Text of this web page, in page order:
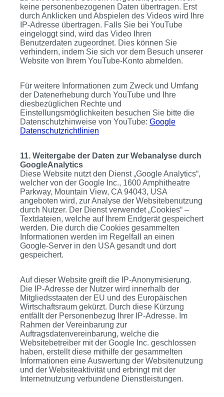
keine personenbezogenen Daten übertragen. Erst
durch Anklicken und Abspielen des Videos wird Ihre
IP-Adresse übertragen. Falls Sie bei YouTube
eingeloggt sind, wird das Video Ihren
Benutzerdaten zugeordnet. Dies können Sie
verhindern, indem Sie sich vor dem Besuch unserer
Website von Ihrem YouTube-Konto abmelden.
Für weitere Informationen zum Zweck und Umfang
der Datenerhebung durch YouTube und Ihre
diesbezüglichen Rechte und
Einstellungsmöglichkeiten besuchen Sie bitte die
Datenschutzhinweise von YouTube: Google
Datenschutzrichtlinien
11. Weitergabe der Daten zur Webanalyse durch
GoogleAnalytics
Diese Website nutzt den Dienst „Google Analytics“,
welcher von der Google Inc., 1600 Amphitheatre
Parkway, Mountain View, CA 94043, USA
angeboten wird, zur Analyse der Websitebenutzung
durch Nutzer. Der Dienst verwendet „Cookies“ –
Textdateien, welche auf Ihrem Endgerät gespeichert
werden. Die durch die Cookies gesammelten
Informationen werden im Regelfall an einen
Google-Server in den USA gesandt und dort
gespeichert.
Auf dieser Website greift die IP-Anonymisierung.
Die IP-Adresse der Nutzer wird innerhalb der
Mitgliedsstaaten der EU und des Europäischen
Wirtschaftsraum gekürzt. Durch diese Kürzung
entfällt der Personenbezug Ihrer IP-Adresse. Im
Rahmen der Vereinbarung zur
Auftragsdatenvereinbarung, welche die
Websitebetreiber mit der Google Inc. geschlossen
haben, erstellt diese mithilfe der gesammelten
Informationen eine Auswertung der Websitenutzung
und der Websiteaktivität und erbringt mit der
Internetnutzung verbundene Dienstleistungen.